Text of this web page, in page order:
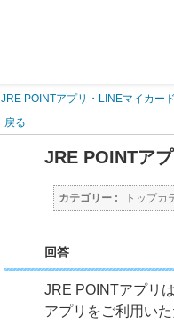
JRE POINTアプリ・LINEマイカー
戻る
JRE POINTア
カテゴリー : トップカ
回答
JRE POINTアプリ
アプリをご利用い